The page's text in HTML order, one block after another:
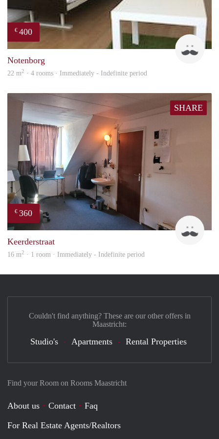
€ 400
Roel
Notenborg
22 m2 · 4 rooms · Immediately - Indefinite period
SHARE
€ 360
Keerderstraat
16 m2 · 1 room · Immediately - Indefinite period
Find your Room on Rooms Maastricht
About us Contact
Faq
For Real Estate Agents/Realtors
Couldn't find anything? These are our other offers in
Maastricht:
Studio's Apartments Rental Properties